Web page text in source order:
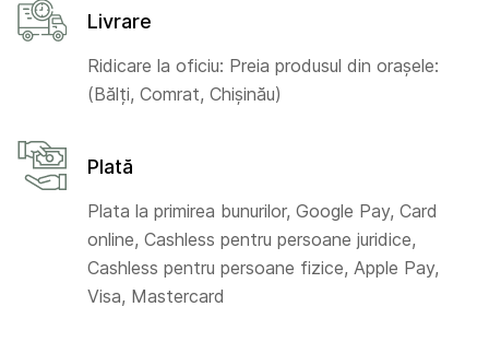
Livrare
Ridicare la oficiu: Preia produsul din orașele:
(Bălți, Comrat, Chișinău)
Plată
Plata la primirea bunurilor, Google Pay, Card
online, Cashless pentru persoane juridice,
Cashless pentru persoane fizice, Apple Pay,
Visa, Mastercard